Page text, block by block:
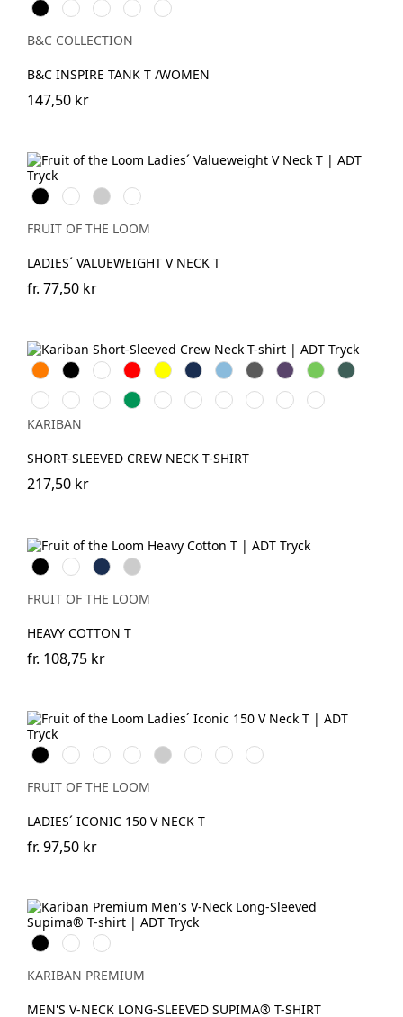
BlackWhiteCobalt
Blue
Sport
Grey
Fire
Red
B&C COLLECTION
B&C INSPIRE TANK T /WOMEN
147,50 kr
BlackWhiteHeather
Grey
Deep
Navy
FRUIT OF THE LOOM
LADIES´ VALUEWEIGHT V NECK T
fr. 77,50 kr
Orange
Svart Vit Röd Gul Navy Sky
Blue
Dark
Grey
PurpleLime
Forest
Green
Ash
grey
ChocolateFuchsia
Kelly
Green
Dark
Khaki
Oxford
Grey
Light
Royal
Wine Light
Sand
Tropical
Blue
KARIBAN
SHORT-SLEEVED CREW NECK T-SHIRT
217,50 kr
BlackWhiteNavy Heather
Grey
FRUIT OF THE LOOM
HEAVY COTTON T
fr. 108,75 kr
BlackWhiteRed FuchsiaHeather
Grey
Deep
Navy
Powder
Rose
Soft
Lavender
FRUIT OF THE LOOM
LADIES´ ICONIC 150 V NECK T
fr. 97,50 kr
Svart Vit
Deep
Navy
KARIBAN PREMIUM
MEN'S V-NECK LONG-SLEEVED SUPIMA® T-SHIRT